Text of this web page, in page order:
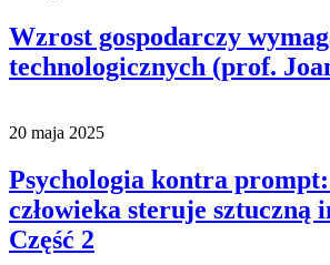
Wzrost gospodarczy
technologicznych (prof.
20 maja 2025
Psychologia kontra prompt:
człowieka steruje sztuczną
Część 2